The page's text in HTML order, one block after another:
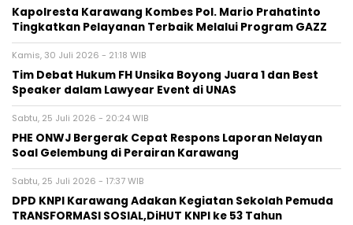
Kapolresta Karawang Kombes Pol. Mario Prahatinto
Tingkatkan Pelayanan Terbaik Melalui Program GAZZ
Kamis, 30 Juli 2026 - 21:18 WIB
​Tim Debat Hukum FH Unsika Boyong Juara 1 dan Best
Speaker dalam Lawyear Event di UNAS
Sabtu, 25 Juli 2026 - 20:24 WIB
PHE ONWJ Bergerak Cepat Respons Laporan Nelayan
Soal Gelembung di Perairan Karawang
Sabtu, 25 Juli 2026 - 17:37 WIB
DPD KNPI Karawang Adakan Kegiatan Sekolah Pemuda
TRANSFORMASI SOSIAL,DiHUT KNPI ke 53 Tahun